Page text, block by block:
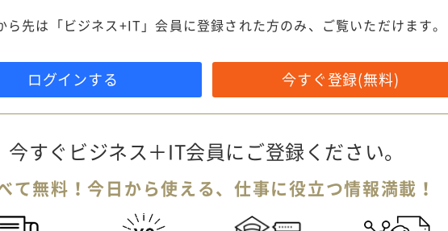
ら先は「ビジネス+IT」会員に登録された方のみ、ご覧いただけます。
ログインする 今すぐ登録(無料)
今すぐビジネス＋IT会員にご登録ください。
て無料！今日から使える、仕事に役立つ情報満載！